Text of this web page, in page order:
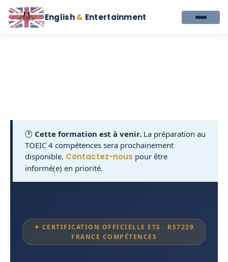
English& Entertainment
🕐 Cette formation est à venir. La préparation au
TOEIC 4 compétences sera prochainement
disponible. Contactez-nous pour être
informé(e) en priorité.
✦ CERTIFICATION OFFICIELLE ETS · RS7229
FRANCE COMPÉTENCES